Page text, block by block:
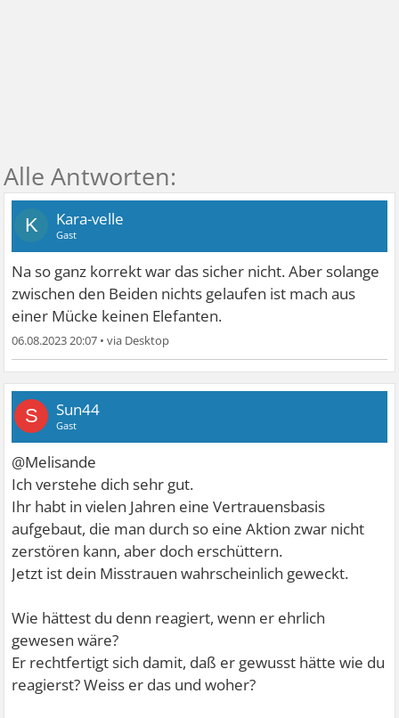
K Kara-velle
Gast
Na so ganz korrekt war das sicher nicht. Aber solange
zwischen den Beiden nichts gelaufen ist mach aus
einer Mücke keinen Elefanten.
06.08.2023 20:07 •
S Sun44
Gast
@Melisande
Ich verstehe dich sehr gut.
Ihr habt in vielen Jahren eine Vertrauensbasis
aufgebaut, die man durch so eine Aktion zwar nicht
zerstören kann, aber doch erschüttern.
Jetzt ist dein Misstrauen wahrscheinlich geweckt.
Wie hättest du denn reagiert, wenn er ehrlich
gewesen wäre?
Er rechtfertigt sich damit, daß er gewusst hätte wie du
reagierst? Weiss er das und woher?